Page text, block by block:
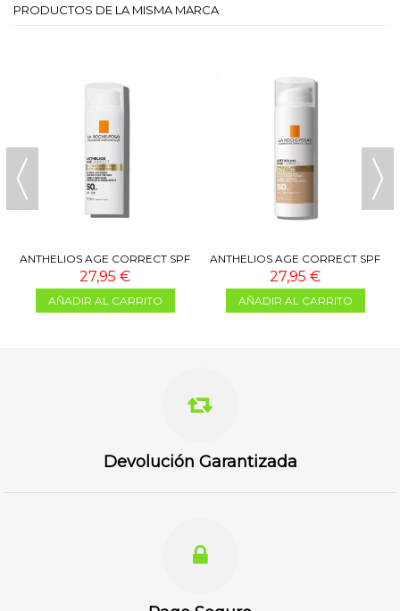
PRODUCTOS DE LA MISMA MARCA
ANTHELIOS AGE CORRECT SPF
50 50 ML
27,95 €
AÑADIR AL CARRITO
ANTHELIOS AGE CORRECT SPF
50 COLOR 50 ML
27,95 €
AÑADIR AL CARRITO
Devolución Garantizada